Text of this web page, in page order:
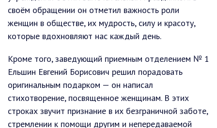
своём обращении он отметил важность роли
женщин в обществе, их мудрость, силу и красоту,
которые вдохновляют нас каждый день.
Кроме того, заведующий приемным отделением № 1
Ельшин Евгений Борисович решил порадовать
оригинальным подарком — он написал
стихотворение, посвященное женщинам. В этих
строках звучит признание в их безграничной заботе,
стремлении к помощи другим и непередаваемой